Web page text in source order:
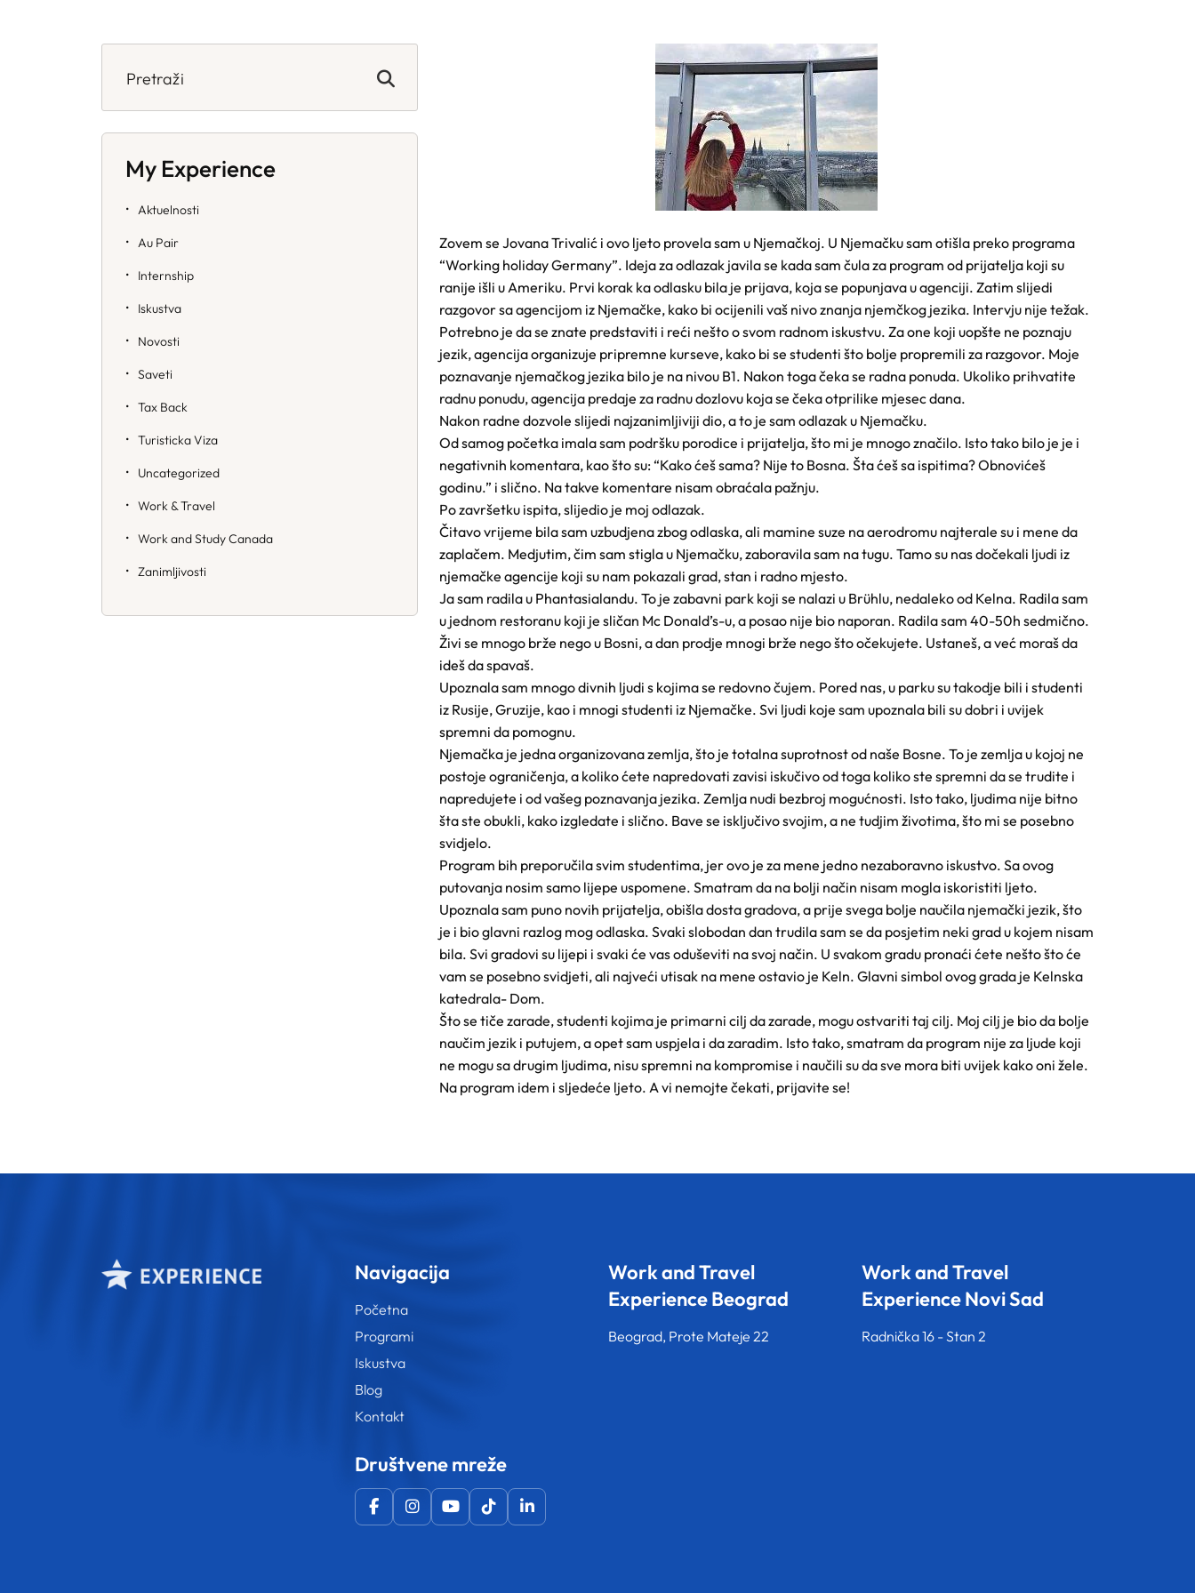
My Experience
Aktuelnosti
Au Pair
Internship
Iskustva
Novosti
Saveti
Tax Back
Turisticka Viza
Uncategorized
Work & Travel
Work and Study Canada
Zanimljivosti
Zovem se Jovana Trivalić i ovo ljeto provela sam u Njemačkoj. U Njemačku sam otišla preko programa
“Working holiday Germany”. Ideja za odlazak javila se kada sam čula za program od prijatelja koji su
ranije išli u Ameriku. Prvi korak ka odlasku bila je prijava, koja se popunjava u agenciji. Zatim slijedi
razgovor sa agencijom iz Njemačke, kako bi ocijenili vaš nivo znanja njemčkog jezika. Intervju nije težak.
Potrebno je da se znate predstaviti i reći nešto o svom radnom iskustvu. Za one koji uopšte ne poznaju
jezik, agencija organizuje pripremne kurseve, kako bi se studenti što bolje propremili za razgovor. Moje
poznavanje njemačkog jezika bilo je na nivou B1. Nakon toga čeka se radna ponuda. Ukoliko prihvatite
radnu ponudu, agencija predaje za radnu dozlovu koja se čeka otprilike mjesec dana.
Nakon radne dozvole slijedi najzanimljiviji dio, a to je sam odlazak u Njemačku.
Od samog početka imala sam podršku porodice i prijatelja, što mi je mnogo značilo. Isto tako bilo je je i
negativnih komentara, kao što su: “Kako ćeš sama? Nije to Bosna. Šta ćeš sa ispitima? Obnovićeš
godinu.” i slično. Na takve komentare nisam obraćala pažnju.
Po završetku ispita, slijedio je moj odlazak.
Čitavo vrijeme bila sam uzbudjena zbog odlaska, ali mamine suze na aerodromu najterale su i mene da
zaplačem. Medjutim, čim sam stigla u Njemačku, zaboravila sam na tugu. Tamo su nas dočekali ljudi iz
njemačke agencije koji su nam pokazali grad, stan i radno mjesto.
Ja sam radila u Phantasialandu. To je zabavni park koji se nalazi u Brühlu, nedaleko od Kelna. Radila sam
u jednom restoranu koji je sličan Mc Donald’s-u, a posao nije bio naporan. Radila sam 40-50h sedmično.
Živi se mnogo brže nego u Bosni, a dan prodje mnogi brže nego što očekujete. Ustaneš, a već moraš da
ideš da spavaš.
Upoznala sam mnogo divnih ljudi s kojima se redovno čujem. Pored nas, u parku su takodje bili i studenti
iz Rusije, Gruzije, kao i mnogi studenti iz Njemačke. Svi ljudi koje sam upoznala bili su dobri i uvijek
spremni da pomognu.
Njemačka je jedna organizovana zemlja, što je totalna suprotnost od naše Bosne. To je zemlja u kojoj ne
postoje ograničenja, a koliko ćete napredovati zavisi iskučivo od toga koliko ste spremni da se trudite i
napredujete i od vašeg poznavanja jezika. Zemlja nudi bezbroj mogućnosti. Isto tako, ljudima nije bitno
šta ste obukli, kako izgledate i slično. Bave se isključivo svojim, a ne tudjim životima, što mi se posebno
svidjelo.
Program bih preporučila svim studentima, jer ovo je za mene jedno nezaboravno iskustvo. Sa ovog
putovanja nosim samo lijepe uspomene. Smatram da na bolji način nisam mogla iskoristiti ljeto.
Upoznala sam puno novih prijatelja, obišla dosta gradova, a prije svega bolje naučila njemački jezik, što
je i bio glavni razlog mog odlaska. Svaki slobodan dan trudila sam se da posjetim neki grad u kojem nisam
bila. Svi gradovi su lijepi i svaki će vas oduševiti na svoj način. U svakom gradu pronaći ćete nešto što će
vam se posebno svidjeti, ali najveći utisak na mene ostavio je Keln. Glavni simbol ovog grada je Kelnska
katedrala- Dom.
Što se tiče zarade, studenti kojima je primarni cilj da zarade, mogu ostvariti taj cilj. Moj cilj je bio da bolje
naučim jezik i putujem, a opet sam uspjela i da zaradim. Isto tako, smatram da program nije za ljude koji
ne mogu sa drugim ljudima, nisu spremni na kompromise i naučili su da sve mora biti uvijek kako oni žele.
Na program idem i sljedeće ljeto. A vi nemojte čekati, prijavite se!
Navigacija
Početna
Programi
Iskustva
Blog
Kontakt
Društvene mreže
Work and Travel
Experience Beograd
Beograd, Prote Mateje 22
Work and Travel
Experience Novi Sad
Radnička 16 - Stan 2